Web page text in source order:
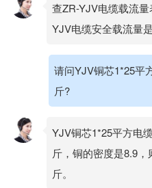
查ZR-YJV电缆载流
YJV电缆安全载流量是
请问YJV铜芯1*25平
斤?
YJV铜芯1*25平方电
斤，铜的密度是8.9
斤。